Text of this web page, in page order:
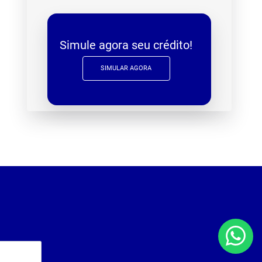
Simule agora seu crédito!
SIMULAR AGORA